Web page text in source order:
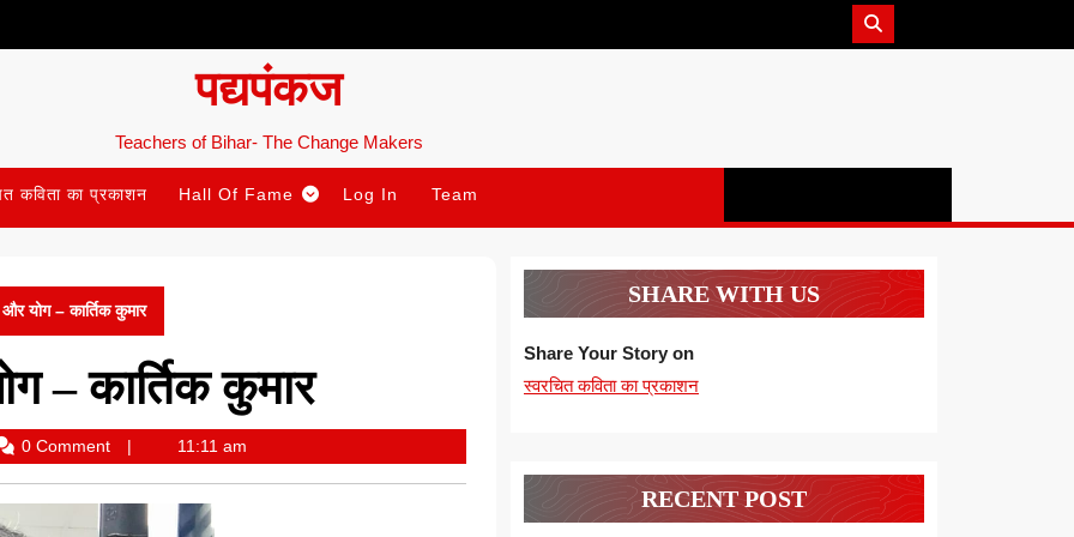
पद्यपंकज
Teachers of Bihar- The Change Makers
कविता का प्रकाशन Hall Of Fame Log In Team
योग – कार्तिक कुमार
– कार्तिक कुमार
0 Comment 11:11 am
SHARE WITH US
Share Your Story on
स्वरचित कविता का प्रकाशन
RECENT POST